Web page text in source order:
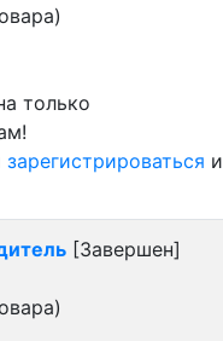
только
зарегистрироваться и
[Завершен]